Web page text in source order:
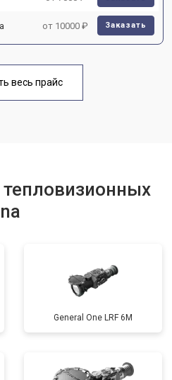
от 10000 ₽ Заказать
весь прайс
General One LRF 6M